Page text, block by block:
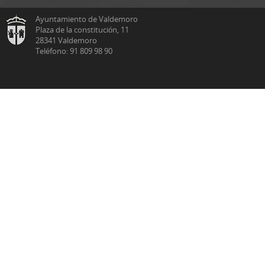
Ayuntamiento de Valdemoro
Plaza de la constitución, 11
28341 Valdemoro
Teléfono: 91 809 98 90